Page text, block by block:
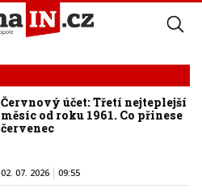
Červnový účet: Třetí nejteplejší
měsíc od roku 1961. Co přinese
červenec
02. 07. 2026 09:55